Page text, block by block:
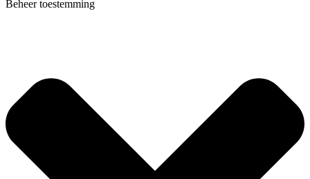
Beheer toestemming